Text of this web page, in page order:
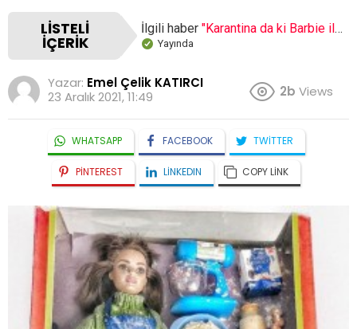
LISTELI
İÇERIK
İlgili haber"Karantina da ki Barbie ile tanışın!"
Yayında
Yazar: Emel Çelik KATIRCI
23 Aralık 2021, 11:49
2b Views
WHATSAPP FACEBOOK TWITTER
PINTEREST LINKEDIN COPY LINK